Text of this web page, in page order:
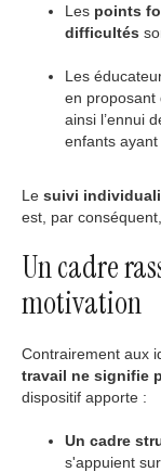
Les points
difficultés
Les
en proposant
ainsi l’ennui
enfants ayant
Le suivi
est, par conséquent,
Un cadre
motivation
Contrairement aux
travail ne signifie
dispositif apporte :
Un cadre
s'appuient